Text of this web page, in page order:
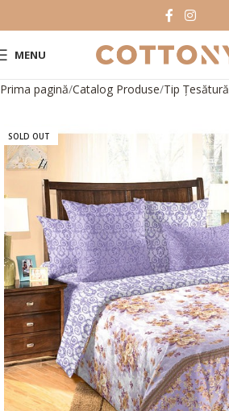
MENU
Prima pagină Catalog Produse Tip Țesătură
SOLD OUT